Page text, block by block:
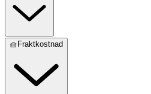
🧺Fraktkostnad